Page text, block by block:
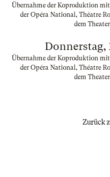
Übernahme der Koproduktion
der Opéra National, Théatre
dem
Donnerstag,
Übernahme der Koproduktion
der Opéra National, Théatre
dem
Zurück